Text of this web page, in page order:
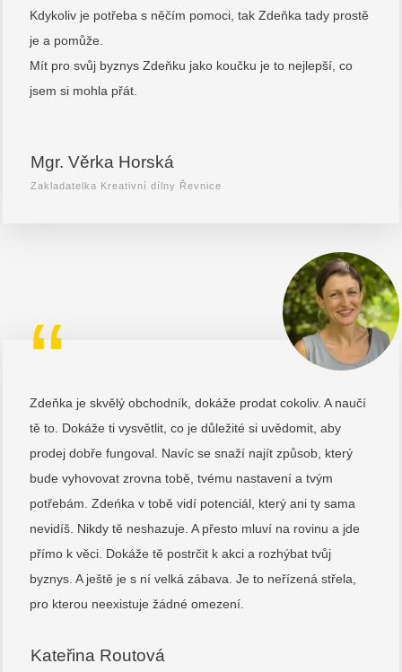
Kdykoliv je potřeba s něčím pomoci, tak Zdeňka tady prostě
je a pomůže.
Mít pro svůj byznys Zdeňku jako koučku je to nejlepší, co
jsem si mohla přát.
Mgr. Věrka Horská
Zakladatelka Kreativní dílny Řevnice
“
Zdeňka je skvělý obchodník, dokáže prodat cokoliv. A naučí
tě to. Dokáže ti vysvětlit, co je důležité si uvědomit, aby
prodej dobře fungoval. Navíc se snaží najít způsob, který
bude vyhovovat zrovna tobě, tvému nastavení a tvým
potřebám. Zdeńka v tobě vidí potenciál, který ani ty sama
nevidíš. Nikdy tě neshazuje. A přesto mluví na rovinu a jde
přímo k věci. Dokáže tě postrčit k akci a rozhýbat tvůj
byznys. A ještě je s ní velká zábava. Je to neřízená střela,
pro kterou neexistuje žádné omezení.
Kateřina Routová